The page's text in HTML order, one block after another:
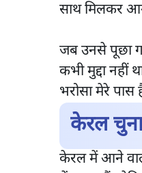
साथ मिलकर
जब उनसे पूछा
कभी मुद्दा नहीं
भरोसा मेरे पास
केरल
केरल में आने